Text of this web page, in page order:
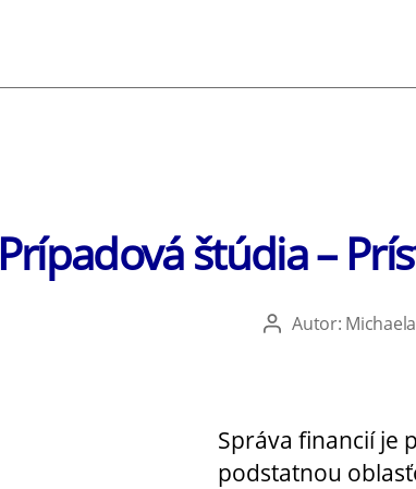
Prípadová štúdia –
AutorAutor:
Správa financií je
podstatnou